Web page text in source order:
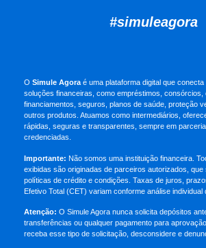
#simuleagora
O Simule Agora é uma plataforma digital que
soluções financeiras, como empréstimos, consórcios,
financiamentos, seguros, planos de saúde, proteção
outros produtos. Atuamos como intermediários,
rápidas, seguras e transparentes, sempre em
credenciadas.
Importante: Não somos uma instituição financeira.
exibidas são originadas de parceiros autorizados,
políticas de crédito e condições. Taxas de juros,
Efetivo Total (CET) variam conforme análise individual
Atenção: O Simule Agora nunca solicita depósitos
transferências ou qualquer pagamento para
receba esse tipo de solicitação, desconsidere e